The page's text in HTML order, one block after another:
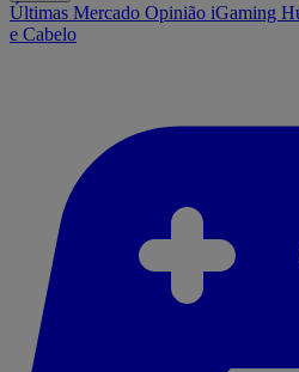
Últimas Mercado Opinião iGaming
e Cabelo